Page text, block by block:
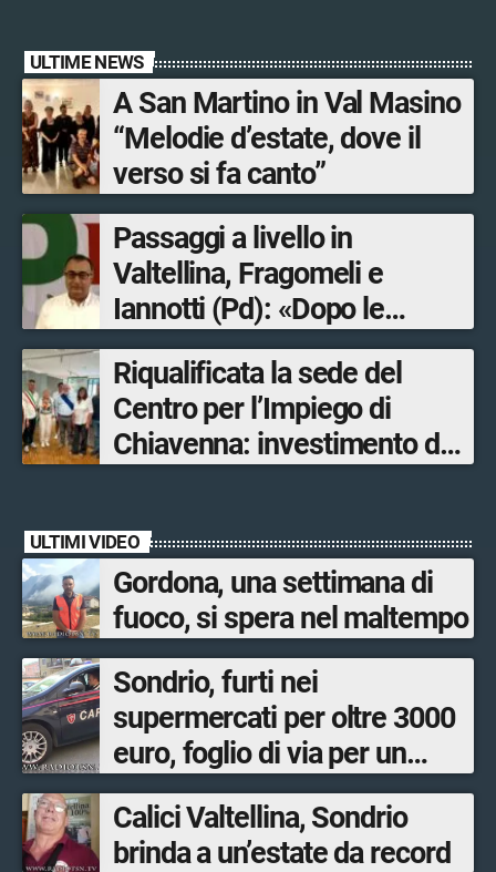
ULTIME NEWS
A San Martino in Val Masino
“Melodie d’estate, dove il
verso si fa canto”
Passaggi a livello in
Valtellina, Fragomeli e
Iannotti (Pd): «Dopo le
Olimpiadi solo un terzo delle
opere sostitutive sarà
ultimato entro il 2026»
Riqualificata la sede del
Centro per l’Impiego di
Chiavenna: investimento da
ULTIMI VIDEO
Gordona, una settimana di
fuoco, si spera nel maltempo
Sondrio, furti nei
supermercati per oltre 3000
euro, foglio di via per un
ventinovenne
Calici Valtellina, Sondrio
brinda a un’estate da record